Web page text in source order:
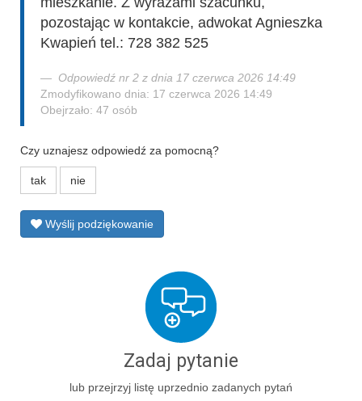
pozostając w kontakcie, adwokat Agnieszka
Kwapień tel.: 728 382 525
Odpowiedź nr 2 z dnia 17 czerwca 2026 14:49
Zmodyfikowano dnia: 17 czerwca 2026 14:49
Obejrzało: 47 osób
Czy uznajesz odpowiedź za pomocną?
tak nie
Wyślij podziękowanie
Zadaj pytanie
lub przejrzyj listę uprzednio zadanych pytań